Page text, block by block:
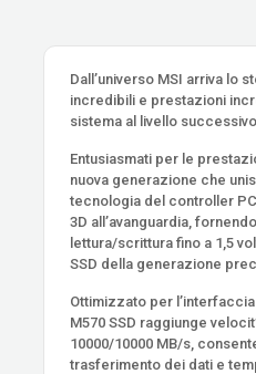
Dall’universo MSI arriva lo
incredibili e prestazioni
sistema al livello
Entusiasmati per le
nuova generazione che
tecnologia del controller
3D all’avanguardia,
lettura/scrittura fino a 1,5
SSD della generazione
Ottimizzato per l’interfaccia
M570 SSD raggiunge
10000/10000 MB/s,
trasferimento dei dati e